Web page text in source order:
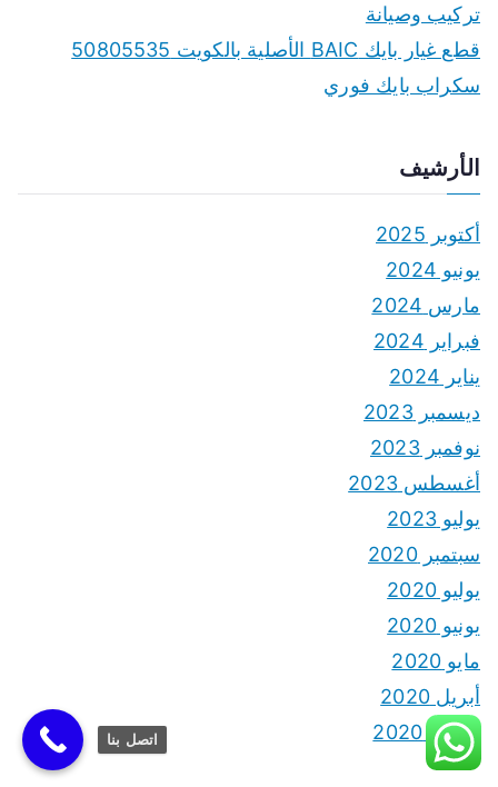
تركيب وصيانة
قطع غيار بايك BAIC الأصلية بالكويت 50805535
سكراب بايك فوري
الأرشيف
أكتوبر 2025
يونيو 2024
مارس 2024
فبراير 2024
يناير 2024
ديسمبر 2023
نوفمبر 2023
أغسطس 2023
يوليو 2023
سبتمبر 2020
يوليو 2020
يونيو 2020
مايو 2020
أبريل 2020
مارس 2020
اتصل بنا